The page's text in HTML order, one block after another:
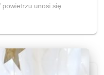
unosi się